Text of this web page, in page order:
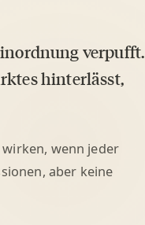
verpufft.
hinterlässt,
wenn jeder
aber keine